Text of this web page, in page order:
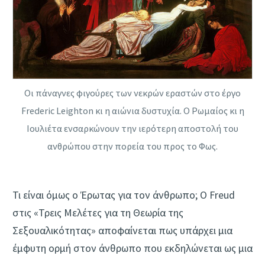
Οι πάναγνες φιγούρες των νεκρών εραστών στο έργο
Frederic Leighton κι η αιώνια δυστυχία. Ο Ρωμαίος κι η
Ιουλιέτα ενσαρκώνουν την ιερότερη αποστολή του
ανθρώπου στην πορεία του προς το Φως.
Τι είναι όμως ο Έρωτας για τον άνθρωπο; Ο Freud
στις «Τρεις Μελέτες για τη Θεωρία της
Σεξουαλικότητας» αποφαίνεται πως υπάρχει μια
έμφυτη ορμή στον άνθρωπο που εκδηλώνεται ως μια